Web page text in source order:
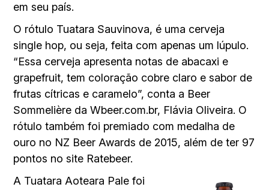
em seu país.
O rótulo Tuatara Sauvinova, é uma cerveja
single hop, ou seja, feita com apenas um lúpulo.
“Essa cerveja apresenta notas de abacaxi e
grapefruit, tem coloração cobre claro e sabor de
frutas cítricas e caramelo”, conta a Beer
Sommelière da Wbeer.com.br, Flávia Oliveira. O
rótulo também foi premiado com medalha de
ouro no NZ Beer Awards de 2015, além de ter 97
pontos no site Ratebeer.
A Tuatara Aoteara Pale foi